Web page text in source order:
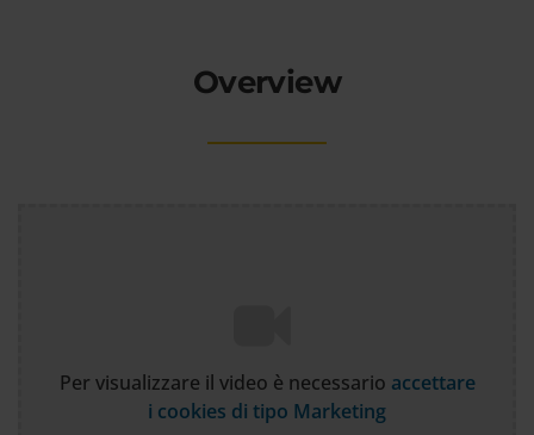
Overview
Per visualizzare il video è necessario accettare
i cookies di tipo Marketing